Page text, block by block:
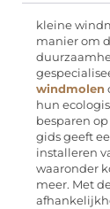
kleine
manier om
windmolen
hun
besparen
gids geeft
installeren
waaronder
meer. Met